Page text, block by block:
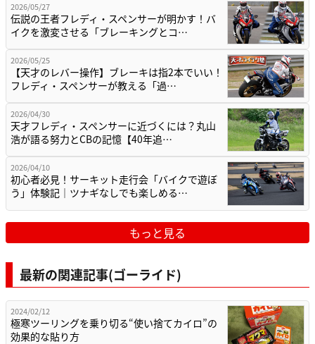
2026/05/27
伝説の王者フレディ・スペンサーが明かす！バ
イクを激変させる「ブレーキングとコ…
2026/05/25
【天才のレバー操作】ブレーキは指2本でいい！
フレディ・スペンサーが教える「過…
2026/04/30
天才フレディ・スペンサーに近づくには？丸山
浩が語る努力とCBの記憶【40年追…
2026/04/10
初心者必見！サーキット走行会「バイクで遊ぼ
う」体験記｜ツナギなしでも楽しめる…
もっと見る
最新の関連記事(ゴーライド)
2024/02/12
極寒ツーリングを乗り切る“使い捨てカイロ”の
効果的な貼り方